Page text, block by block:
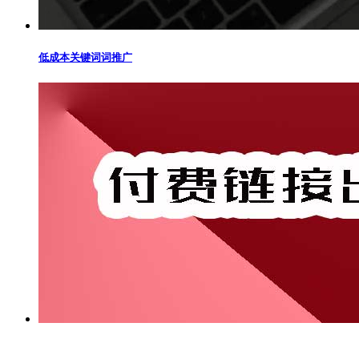
低成本关键词词推广